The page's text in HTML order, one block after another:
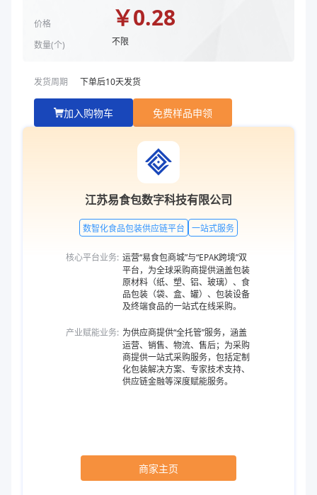
商品图片
价格
数量(个)
￥0.28
不限
发货周期 下单后10天发货
加入购物车 免费样品申领
江苏易食包数字科技有限公司
数智化食品包装供应链平台 一站式服务
核心平台业务: 运营“易食包商城”与“EPAK跨境”双
平台，为全球采购商提供涵盖包装
原材料（纸、塑、铝、玻璃）、食
品包装（袋、盒、罐）、包装设备
及终端食品的一站式在线采购。
产业赋能业务: 为供应商提供“全托管”服务，涵盖
运营、销售、物流、售后；为采购
商提供一站式采购服务，包括定制
化包装解决方案、专家技术支持、
供应链金融等深度赋能服务。
商家主页